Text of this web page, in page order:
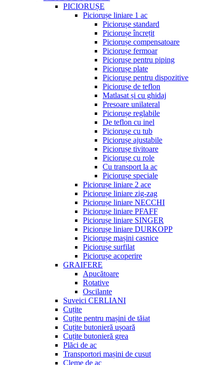
PICIORUȘE
Piciorușe liniare 1 ac
Piciorușe standard
Piciorușe încrețit
Piciorușe compensatoare
Piciorușe fermoar
Piciorușe pentru piping
Piciorușe plate
Piciorușe pentru dispozitive
Piciorușe de teflon
Matlasat și cu ghidaj
Presoare unilateral
Piciorușe reglabile
De teflon cu inel
Piciorușe cu tub
Piciorușe ajustabile
Piciorușe tivitoare
Piciorușe cu role
Cu transport la ac
Piciorușe speciale
Piciorușe liniare 2 ace
Piciorușe liniare zig-zag
Piciorușe liniare NECCHI
Piciorușe liniare PFAFF
Piciorușe liniare SINGER
Piciorușe liniare DURKOPP
Piciorușe mașini casnice
Piciorușe surfilat
Piciorușe acoperire
GRAIFERE
Apucătoare
Rotative
Oscilante
Suveici CERLIANI
Cuțite
Cuțite pentru mașini de tăiat
Cuțite butonieră ușoară
Cuțite butonieră grea
Plăci de ac
Transportori mașini de cusut
Cleme de ac